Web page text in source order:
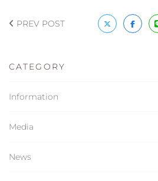
PREV POST
CATEGORY
Information
Media
News